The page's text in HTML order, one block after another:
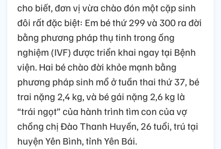
cho biết, đơn vị vừa chào đón một cặp sinh
đôi rất đặc biệt: Em bé thứ 299 và 300 ra đời
bằng phương pháp thụ tinh trong ống
nghiệm (IVF) được triển khai ngay tại Bệnh
viện. Hai bé chào đời khỏe mạnh bằng
phương pháp sinh mổ ở tuần thai thứ 37, bé
trai nặng 2,4 kg, và bé gái nặng 2,6 kg là
“trái ngọt” của hành trình tìm con của vợ
chồng chị Đào Thanh Huyền, 26 tuổi, trú tại
huyện Yên Bình, tỉnh Yên Bái.